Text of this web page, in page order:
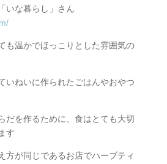
いな暮らし」さん
も温かでほっこりとした雰囲気の
いねいに作られたごはんやおやつ
だを作るために、食はとても大切
す
方が同じであるお店でハーブティ